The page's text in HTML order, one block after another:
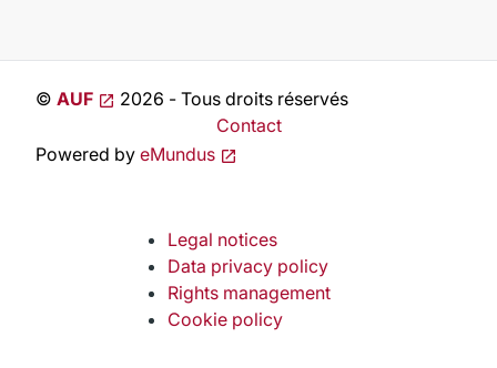
© AUF
2026 - Tous droits réservés
Contact
Powered by eMundus
Legal notices
Data privacy policy
Rights management
Cookie policy